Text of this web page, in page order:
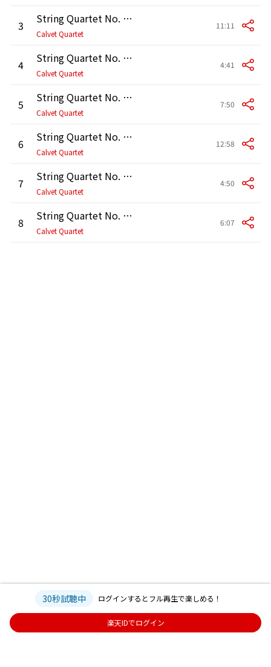
3 String Quartet No. 5 in A Major, Op. 18 No. 5: III. Andante cantabile
Calvet Quartet
11:11
4 String Quartet No. 5 in A Major, Op. 18 No. 5: IV. Allegro
Calvet Quartet
4:41
5 String Quartet No. 8 in E Minor, Op. 59 No. 2 "Razumovsky": I. Allegro
Calvet Quartet
7:50
6 String Quartet No. 8 in E Minor, Op. 59 No. 2 "Razumovsky": II. Molto adagio
Calvet Quartet
12:58
7 String Quartet No. 8 in E Minor, Op. 59 No. 2 "Razumovsky": III. Allegretto
Calvet Quartet
4:50
8 String Quartet No. 8 in E Minor, Op. 59 No. 2 "Razumovsky": IV. Finale. Presto
Calvet Quartet
6:07
30秒試聴中 ログインするとフル再生で楽しめる！
楽天IDでログイン